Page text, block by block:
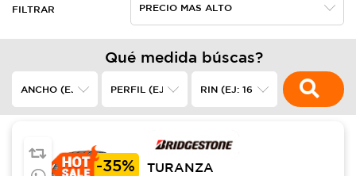
FILTRAR
Qué medida búscas?
-35%
TURANZA